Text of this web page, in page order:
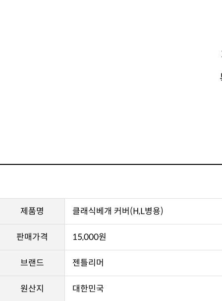
제품명 클래식베개 커버(H,L병용)
판매가격 15,000원
브랜드 젠틀리머
원산지 대한민국